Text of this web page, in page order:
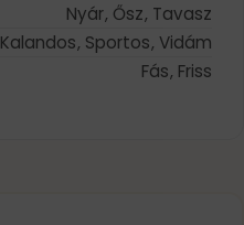
Nyár, Ősz, Tavasz
Kalandos, Sportos, Vidám
Fás, Friss